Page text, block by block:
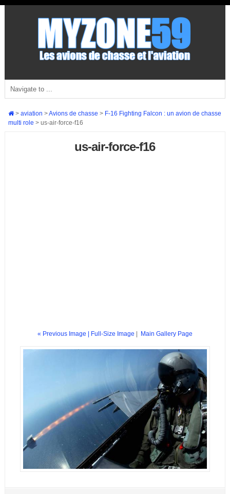
> aviation >Avions de chasse > F-16 Fighting Falcon : un avion de chasse
multi role > us-air-force-f16
us-air-force-f16
« Previous Image | Full-Size Image Main Gallery Page